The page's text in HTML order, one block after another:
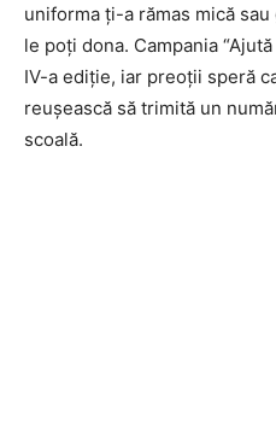
uniforma ți-a rămas mică
le poți dona. Campania
IV-a ediție, iar preoții speră
reușească să trimită un
scoală.